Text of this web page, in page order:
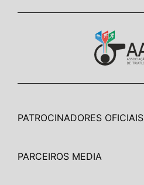
PATROCINADORES OFICIAIS
PARCEIROS MEDIA